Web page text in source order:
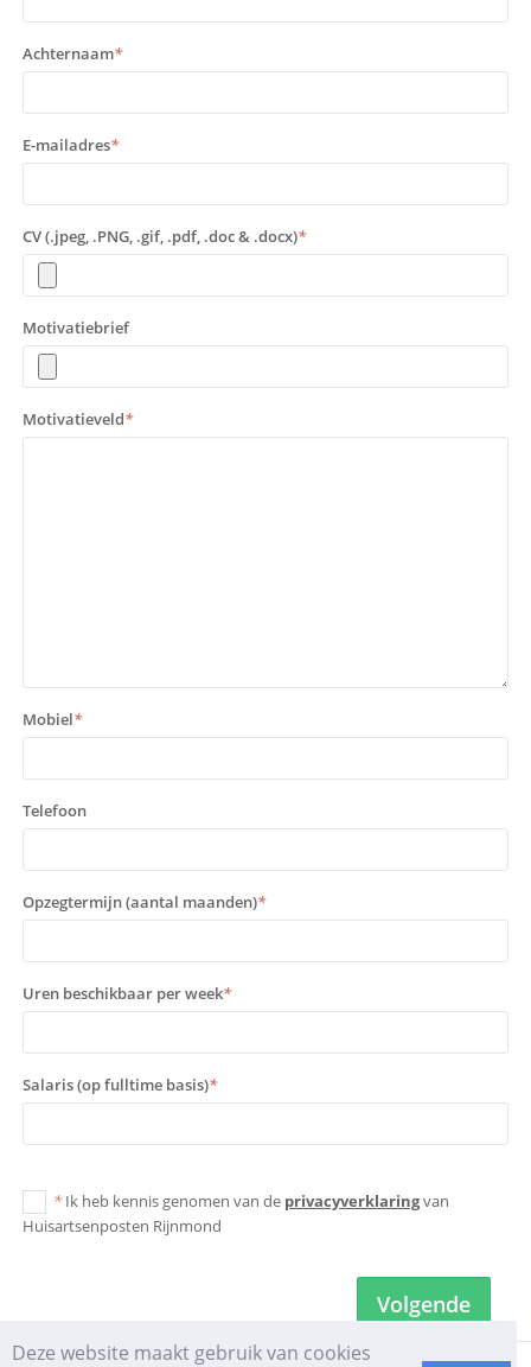
Achternaam*
E-mailadres*
CV (.jpeg, .PNG, .gif, .pdf, .doc & .docx)*
Motivatiebrief
Motivatieveld*
Mobiel*
Telefoon
Opzegtermijn (aantal maanden)*
Uren beschikbaar per week*
Salaris (op fulltime basis)*
* Ik heb kennis genomen van de privacyverklaringvan
Huisartsenposten Rijnmond
Volgende
Deze website maakt gebruik van cookies